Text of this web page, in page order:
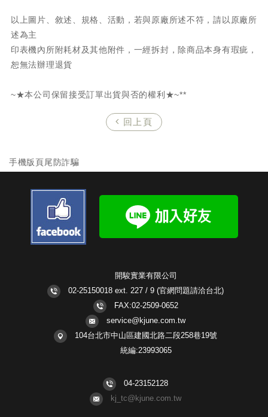
以上圖片、敘述、規格、活動，若與原廠所述不符，請以原廠所
述為主
印表機內所附耗材及其他附件，一經拆封，除商品本身有瑕疵，
恕無法辦理退貨
~★本公司保留接受訂單出貨與否的權利★~**
回上頁
手機版頁尾防詐騙
開駿實業有限公司
02-25150018 ext. 227 / 9 (官網問題請洽台北)
FAX:02-2509-0652
service@kjune.com.tw
104台北市中山區建國北路二段258巷19號
統編:23993065
04-23152128
kj_tc@kjune.com.tw